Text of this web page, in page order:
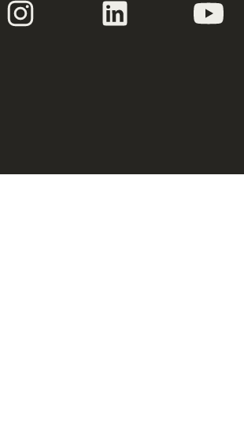
volgtekstInstagramvolgtekstLinkedin